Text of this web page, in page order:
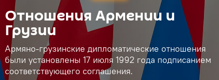
Отношения Армении и
Грузии
Армяно-грузинские дипломатические отношения
были установлены 17 июля 1992 года подписанием
соответствующего соглашения.